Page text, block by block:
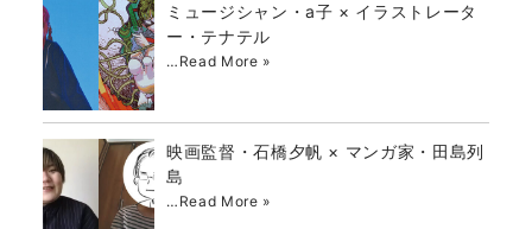
ミュージシャン・a子 × イラストレータ
ー・テナテル
… Read More »
映画監督・石橋夕帆 × マンガ家・田島列
島
… Read More »